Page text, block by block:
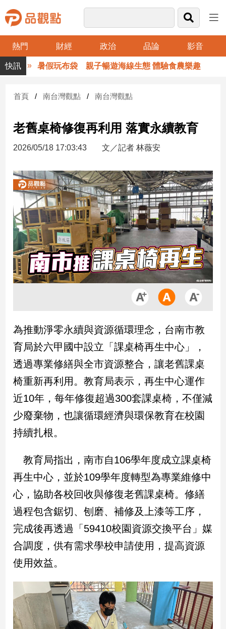
熱門 財經 政治 品論 影音
品
觀
財
台
財
新
聞
產
經/
股
市
房
地
產
點
政
治
政
焦
點
品
觀
國
會
焦
點
點
岸/
國
際
暑假玩布袋 親子暢遊海線生態 體驗食農樂趣
首頁 南台灣觀點 南台灣觀點
老舊桌椅修復再利用 落實永續教育
2026/05/18 17:03:43 文／記者 林薇安
為推動淨零永續與資源循環理念，台南市教
育局於六甲國中設立「課桌椅再生中心」，
透過專業修繕與全市資源整合，讓老舊課桌
椅重新再利用。教育局表示，再生中心運作
近10年，每年修復超過300套課桌椅，不僅減
少廢棄物，也讓循環經濟與環保教育在校園
持續扎根。
教育局指出，南市自106學年度成立課桌椅
再生中心，並於109學年度轉型為專業維修中
心，協助各校回收與修復老舊課桌椅。修繕
過程包含鋸切、刨磨、補修及上漆等工序，
完成後再透過「59410校園資源交換平台」媒
合調度，供有需求學校申請使用，提高資源
使用效益。